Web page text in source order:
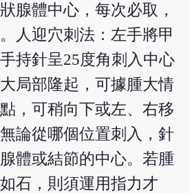
腺體中心，每次必取，
人迎穴刺法：左手將甲
持針呈25度角刺入中心
局部隆起，可據腫大情
，可稍向下或左、右移
論從哪個位置刺入，針
體或結節的中心。若腫
石，則須運用指力才